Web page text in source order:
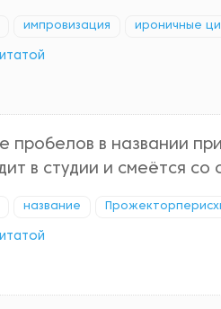
импровизация ироничные
пробелов в названии
в студии и смеётся со
название